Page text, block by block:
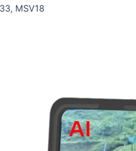
MSV18